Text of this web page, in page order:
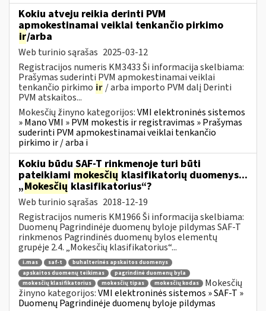
Kokiu atveju reikia derinti PVM
apmokestinamai veiklai tenkančio pirkimo
ir/arba
Web turinio sąrašas 2025-03-12
Registracijos numeris KM3433 Ši informacija skelbiama:
Prašymas suderinti PVM apmokestinamai veiklai
tenkančio pirkimo ir / arba importo PVM dalį Derinti
PVM atskaitos...
Mokesčių žinyno kategorijos:VMI elektroninės sistemos
» Mano VMI » PVM mokestis ir registravimas » Prašymas
suderinti PVM apmokestinamai veiklai tenkančio
pirkimo ir / arba i
Kokiu būdu SAF-T rinkmenoje turi būti
pateikiami mokesčių klasifikatorių duomenys...
„Mokesčių klasifikatorius“?
Web turinio sąrašas 2018-12-19
Registracijos numeris KM1966 Ši informacija skelbiama:
Duomenų Pagrindinėje duomenų byloje pildymas SAF-T
rinkmenos Pagrindinės duomenų bylos elementų
grupėje 2.4. „Mokesčių klasifikatorius“...
i.mas saf-t
buhalterinės apskaitos duomenys
apskaitos duomenų teikimas
pagrindinė duomenų byla
mokesčių klasifikatorius
mokesčių tipas mokesčių kodas
Mokesčių
žinyno kategorijos:VMI elektroninės sistemos » SAF-T »
Duomenų Pagrindinėje duomenų byloje pildymas